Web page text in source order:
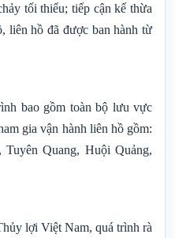
tối thiểu; tiếp cận kế thừa
liên hồ đã được ban hành từ
bao gồm toàn bộ lưu vực
gia vận hành liên hồ gồm:
Quang, Huội Quảng,
lợi Việt Nam, quá trình rà